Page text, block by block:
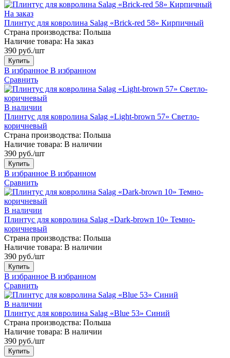
На заказ
Плинтус для ковролина Salag «Brick-red 58» Кирпичный
Страна производства: Польша
Наличие товара: На заказ
390 руб./шт
Купить
В избранное В избранном
Сравнить
В наличии
Плинтус для ковролина Salag «Light-brown 57» Светло-
коричневый
Страна производства: Польша
Наличие товара: В наличии
390 руб./шт
Купить
В избранное В избранном
Сравнить
В наличии
Плинтус для ковролина Salag «Dark-brown 10» Темно-
коричневый
Страна производства: Польша
Наличие товара: В наличии
390 руб./шт
Купить
В избранное В избранном
Сравнить
В наличии
Плинтус для ковролина Salag «Blue 53» Синий
Страна производства: Польша
Наличие товара: В наличии
390 руб./шт
Купить